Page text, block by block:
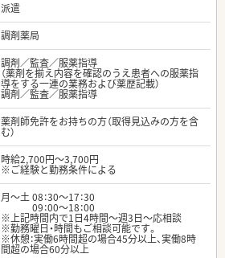
派遣
調剤薬局
調剤／監査／服薬指導
（薬剤を揃え内容を確認のうえ患者への服薬指
導をする一連の業務および薬歴記載）
調剤／監査／服薬指導
薬剤師免許をお持ちの方（取得見込みの方を含
む）
時給2,700円～3,700円
※ご経験と勤務条件による
月～土 08：30～17：30
09：00～18：00
※上記時間内で1日4時間～週3日～応相談
※勤務曜日・時間もご相談可能です。
※休憩：実働6時間超の場合45分以上、実働8時
間超の場合60分以上